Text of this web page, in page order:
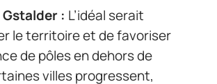
: L’idéal serait
le territoire et de favoriser
de pôles en dehors de
villes progressent,